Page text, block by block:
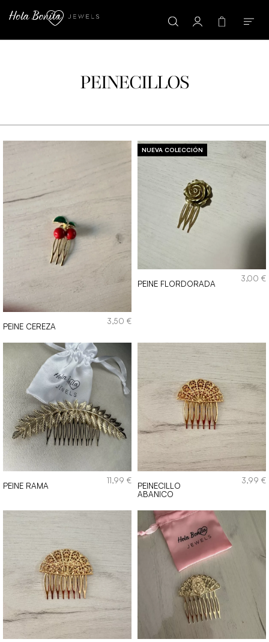
PEINECILLOS
PEINE CEREZA
3,50 €
PEINE FLORDORADA
3,00 €
PEINE RAMA
11,99 €
PEINECILLO
ABANICO
3,99 €